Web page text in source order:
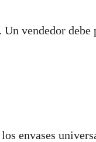
vendedor
envases